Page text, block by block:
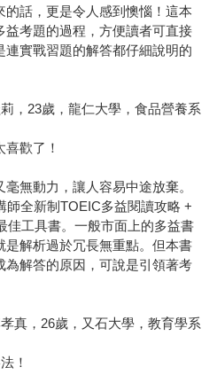
話，更是令人感到懊惱！這本
考題的過程，方便讀者可直接
實戰習題的解答都仔細說明的
，23歲，龍仁大學，食品營養系
歡了！
無動力，讓人容易中途放棄。
師全新制TOEIC多益閱讀攻略 +
佳工具書。一般市面上的多益書
解析過於冗長無重點。但本書
解答的原因，可說是引領著考
真，26歲，又石大學，教育學系
！